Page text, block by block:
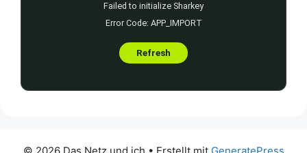
© 2026 Das Netz und ich • Erstellt mit GeneratePress